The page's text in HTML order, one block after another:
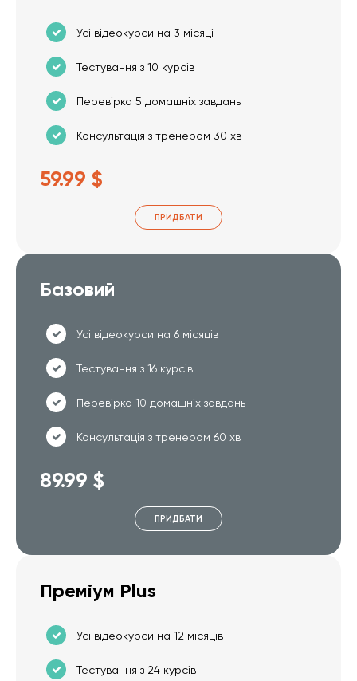
Усі відеокурси на 3 місяці
Тестування з 10 курсів
Перевірка 5 домашніх завдань
Консультація з тренером 30 хв
59.99 $
ПРИДБАТИ
Базовий
Усі відеокурси на 6 місяців
Тестування з 16 курсів
Перевірка 10 домашніх завдань
Консультація з тренером 60 хв
89.99 $
ПРИДБАТИ
Преміум Plus
Усі відеокурси на 12 місяців
Тестування з 24 курсів